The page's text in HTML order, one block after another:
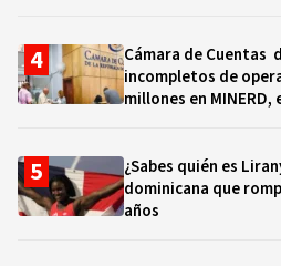
Cámara de Cuentas
incompletos de
millones en
¿Sabes quién es
dominicana que
años